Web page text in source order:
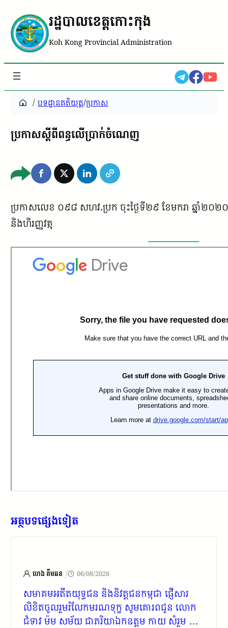
រដ្ឋបាលខេត្តកោះកុង
Koh Kong Provincial Administration
/ បទដ្ឋាន​គតិយុត្ត/ប្រកាស
ប្រកាសស្តីពីពន្ធលើប្រាក់ចំណេញ
ប្រកាសលេខ ០៩៨ សហវ.ប្រក ចុះថ្ងៃទី២៩ ខែមករា ឆ្នាំ២០២
និងហិរញ្ញវត្ថុ
អត្ថបទផ្សេងទៀត
ហេង គីមឆន / 06/08/2026
សមាគមអតីតយុទ្ធជន និងនិវត្តជនកម្ពុជា ផ្ញើសារ
លិខិតចូលរួមរំលែកមរណទុក្ខ សូមគោរពជូន លោក
ជំទាវ ម៉ម សម័យ ជាភរិយាឯកឧត្តម កាយ សំរួម ជាទី